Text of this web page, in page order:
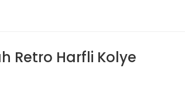
Retro Harfli Kolye